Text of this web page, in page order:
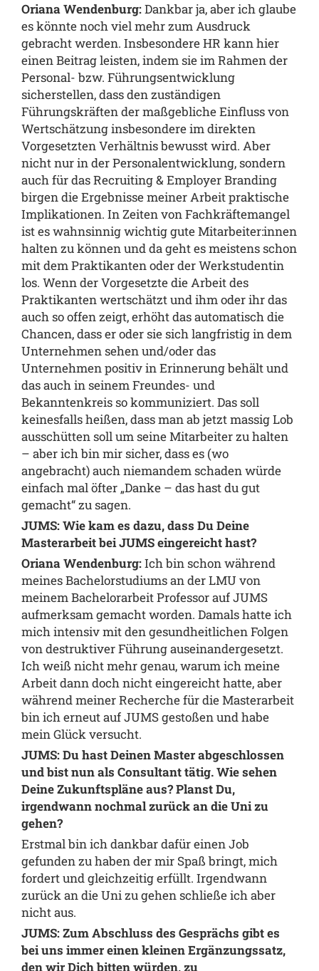
Oriana Wendenburg:Dankbar ja, aber ich glaube
es könnte noch viel mehr zum Ausdruck
gebracht werden. Insbesondere HR kann hier
einen Beitrag leisten, indem sie im Rahmen der
Personal- bzw. Führungsentwicklung
sicherstellen, dass den zuständigen
Führungskräften der maßgebliche Einfluss von
Wertschätzung insbesondere im direkten
Vorgesetzten Verhältnis bewusst wird. Aber
nicht nur in der Personalentwicklung, sondern
auch für das Recruiting & Employer Branding
birgen die Ergebnisse meiner Arbeit praktische
Implikationen. In Zeiten von Fachkräftemangel
ist es wahnsinnig wichtig gute Mitarbeiter:innen
halten zu können und da geht es meistens schon
mit dem Praktikanten oder der Werkstudentin
los. Wenn der Vorgesetzte die Arbeit des
Praktikanten wertschätzt und ihm oder ihr das
auch so offen zeigt, erhöht das automatisch die
Chancen, dass er oder sie sich langfristig in dem
Unternehmen sehen und/oder das
Unternehmen positiv in Erinnerung behält und
das auch in seinem Freundes- und
Bekanntenkreis so kommuniziert. Das soll
keinesfalls heißen, dass man ab jetzt massig Lob
ausschütten soll um seine Mitarbeiter zu halten
– aber ich bin mir sicher, dass es (wo
angebracht) auch niemandem schaden würde
einfach mal öfter „Danke – das hast du gut
gemacht“ zu sagen.
JUMS: Wie kam es dazu, dass Du Deine
Masterarbeit bei JUMS eingereicht hast?
Oriana Wendenburg:Ich bin schon während
meines Bachelorstudiums an der LMU von
meinem Bachelorarbeit Professor auf JUMS
aufmerksam gemacht worden. Damals hatte ich
mich intensiv mit den gesundheitlichen Folgen
von destruktiver Führung auseinandergesetzt.
Ich weiß nicht mehr genau, warum ich meine
Arbeit dann doch nicht eingereicht hatte, aber
während meiner Recherche für die Masterarbeit
bin ich erneut auf JUMS gestoßen und habe
mein Glück versucht.
JUMS: Du hast Deinen Master abgeschlossen
und bist nun als Consultant tätig. Wie sehen
Deine Zukunftspläne aus? Planst Du,
irgendwann nochmal zurück an die Uni zu
gehen?
Erstmal bin ich dankbar dafür einen Job
gefunden zu haben der mir Spaß bringt, mich
fordert und gleichzeitig erfüllt. Irgendwann
zurück an die Uni zu gehen schließe ich aber
nicht aus.
JUMS: Zum Abschluss des Gesprächs gibt es
bei uns immer einen kleinen Ergänzungssatz,
den wir Dich bitten würden, zu